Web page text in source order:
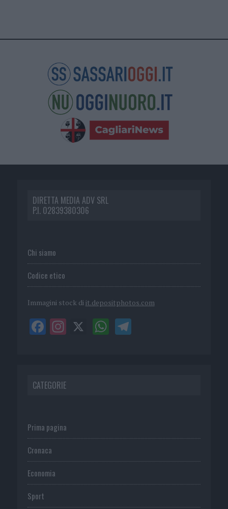
DIRETTA MEDIA ADV SRL
P.I. 02839380306
Chi siamo
Codice etico
Immagini stock di it.depositphotos.com
CATEGORIE
Prima pagina
Cronaca
Economia
Sport